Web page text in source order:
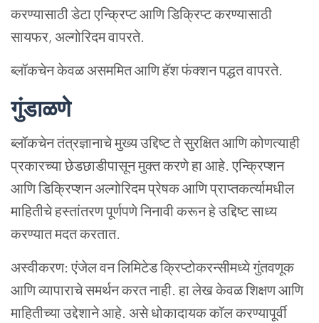
करण्यासाठी डेटा एन्क्रिप्ट आणि डिक्रिप्ट करण्यासाठी
सायफर, अल्गोरिदम वापरते.
ब्लॉकचेन केवळ असममित आणि हॅश फंक्शन पद्धत वापरते.
गुंडाळणे
ब्लॉकचेन तंत्रज्ञानाचे मुख्य उद्दिष्ट ते सुरक्षित आणि कोणत्याही
प्रकारच्या छेडछाडीपासून मुक्त करणे हा आहे. एन्क्रिप्शन
आणि डिक्रिप्शन अल्गोरिदम प्रेषक आणि प्राप्तकर्त्यामधील
माहितीचे हस्तांतरण पूर्णपणे निनावी करून हे उद्दिष्ट साध्य
करण्यात मदत करतात.
अस्वीकरण: एंजेल वन लिमिटेड क्रिप्टोकरन्सीमध्ये गुंतवणूक
आणि व्यापाराचे समर्थन करत नाही. हा लेख केवळ शिक्षण आणि
माहितीच्या उद्देशाने आहे. असे धोकादायक कॉल करण्यापूर्वी